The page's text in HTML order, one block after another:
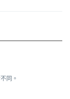
同。